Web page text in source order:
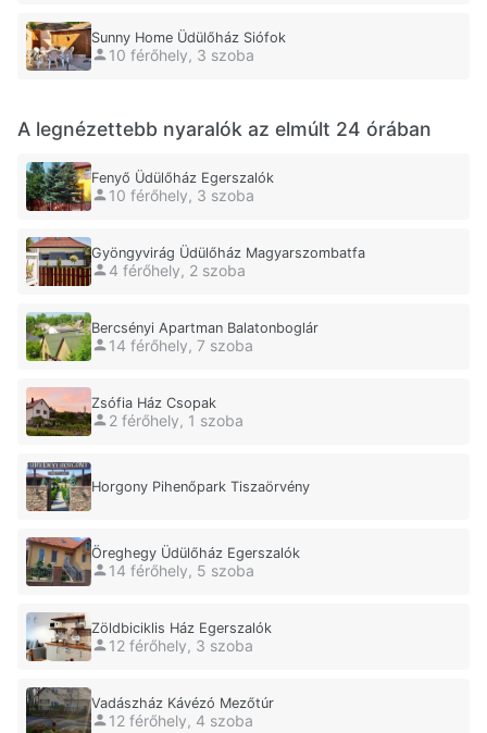
Sunny Home Üdülőház Siófok
10 férőhely, 3 szoba
A legnézettebb nyaralók az elmúlt 24 órában
Fenyő Üdülőház Egerszalók
10 férőhely, 3 szoba
Gyöngyvirág Üdülőház Magyarszombatfa
4 férőhely, 2 szoba
Bercsényi Apartman Balatonboglár
14 férőhely, 7 szoba
Zsófia Ház Csopak
2 férőhely, 1 szoba
Horgony Pihenőpark Tiszaörvény
Öreghegy Üdülőház Egerszalók
14 férőhely, 5 szoba
Zöldbiciklis Ház Egerszalók
12 férőhely, 3 szoba
Vadászház Kávézó Mezőtúr
12 férőhely, 4 szoba